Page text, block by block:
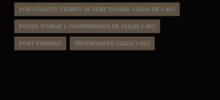
POR CUANTO TIEMPO SE DEBE TOMAR CIALIS DE 5 MG
POSSO TOMAR 2 COMPRIMIDOS DE CIALIS 5 MG
POST FORMAT PROPIEDADES CIALIS 5 MG